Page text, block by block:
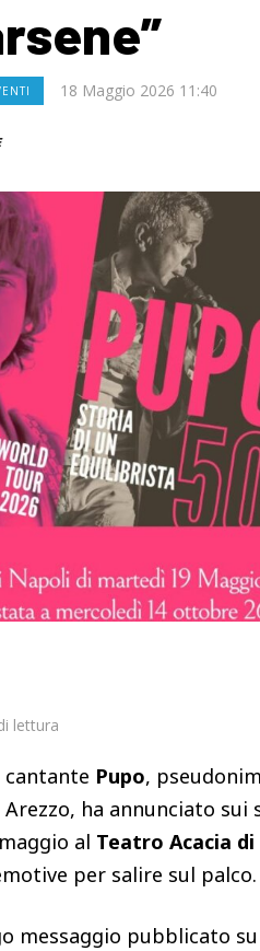
18 Maggio 2026 11:40
lettura
cantante Pupo,
ha annunciato
al Teatro Acacia
per salire sul palco.
messaggio pubblicato